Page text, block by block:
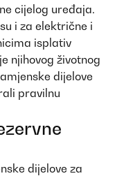
cijelog uređaja.
i za električne i
isplativ
njihovog životnog
dijelove
pravilnu
dijelove za